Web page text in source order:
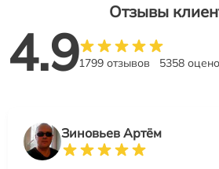
Отзывы
4.91799 отзывов 5358
Зиновьев Артём